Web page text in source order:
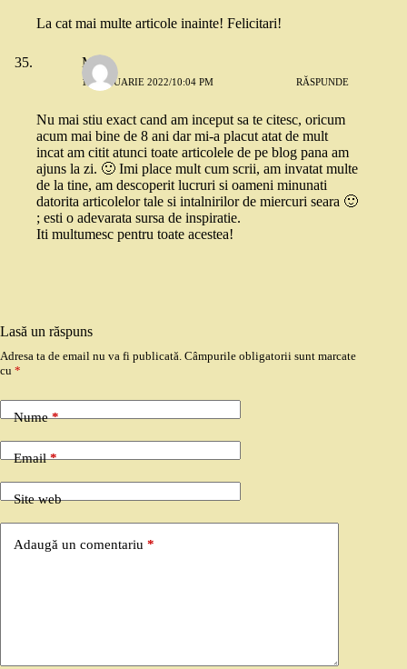
La cat mai multe articole inainte! Felicitari!
Mira
14 IANUARIE 2022/10:04 PM RĂSPUNDE
Nu mai stiu exact cand am inceput sa te citesc, oricum
acum mai bine de 8 ani dar mi-a placut atat de mult
incat am citit atunci toate articolele de pe blog pana am
ajuns la zi. 🙂 Imi place mult cum scrii, am invatat multe
de la tine, am descoperit lucruri si oameni minunati
datorita articolelor tale si intalnirilor de miercuri seara 🙂
; esti o adevarata sursa de inspiratie.
Iti multumesc pentru toate acestea!
Lasă un răspuns
Adresa ta de email nu va fi publicată. Câmpurile obligatorii sunt marcate
cu *
Nume*
Email*
Site web
Adaugă un comentariu *